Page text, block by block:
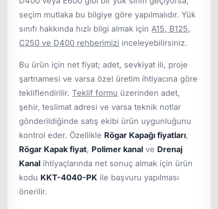
seçim mutlaka bu bilgiye göre yapılmalıdır. Yük
sınıfı hakkında hızlı bilgi almak içinA15, B125,
C250 ve D400 rehberimizi inceleyebilirsiniz.
Bu ürün için net fiyat; adet, sevkiyat ili, proje
şartnamesi ve varsa özel üretim ihtiyacına göre
tekliflendirilir.Teklif formu üzerinden adet,
şehir, teslimat adresi ve varsa teknik notlar
gönderildiğinde satış ekibi ürün uygunluğunu
kontrol eder. Özellikle Rögar Kapağı fiyatları,
Rögar Kapak fiyat, Polimer kanal ve Drenaj
Kanal ihtiyaçlarında net sonuç almak için ürün
kodu KKT-4040-PK ile başvuru yapılması
önerilir.